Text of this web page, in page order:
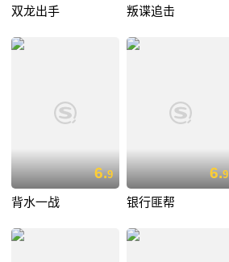
双龙出手 叛谍追击
6.9
背水一战
6.9
银行匪帮